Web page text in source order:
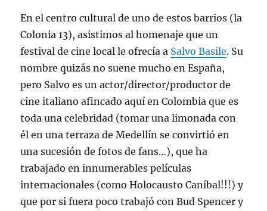
En el centro cultural de uno de estos barrios (la
Colonia 13), asistimos al homenaje que un
festival de cine local le ofrecía a Salvo Basile. Su
nombre quizás no suene mucho en España,
pero Salvo es un actor/director/productor de
cine italiano afincado aquí en Colombia que es
toda una celebridad (tomar una limonada con
él en una terraza de Medellín se convirtió en
una sucesión de fotos de fans…), que ha
trabajado en innumerables películas
internacionales (como Holocausto Caníbal!!!) y
que por si fuera poco trabajó con Bud Spencer y